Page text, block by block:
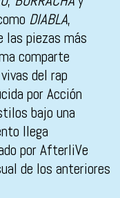
DIABLA,
las piezas más
comparte
del rap
porAcción
bajo una
llega
por AfterliVe
de los anteriores